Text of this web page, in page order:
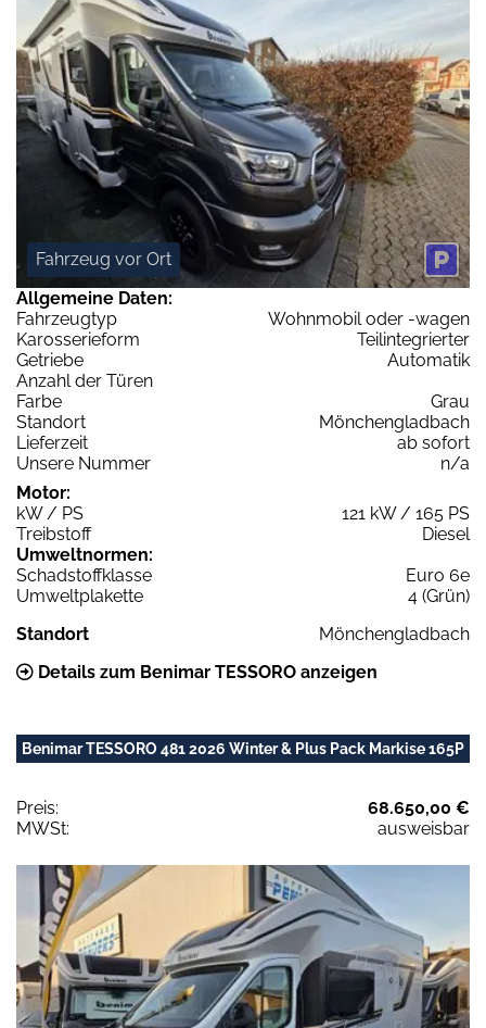
Fahrzeug vor Ort
Allgemeine Daten:
Fahrzeugtyp
Wohnmobil oder -wagen
Karosserieform
Teilintegrierter
Getriebe
Automatik
Anzahl der Türen
Farbe
Grau
Standort
Mönchengladbach
Lieferzeit
ab sofort
Unsere Nummer
n/a
Motor:
kW / PS
121 kW / 165 PS
Treibstoff
Diesel
Umweltnormen:
Schadstoffklasse
Euro 6e
Umweltplakette
4 (Grün)
Standort
Mönchengladbach
Details zum Benimar TESSORO anzeigen
Benimar TESSORO 481 2026 Winter & Plus Pack Markise 165P
Preis:
68.650,00 €
MWSt:
ausweisbar